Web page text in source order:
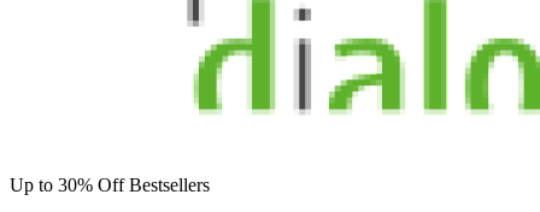
Up to 30% Off Bestsellers